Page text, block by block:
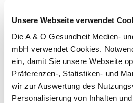
Unsere Webseite verwendet
Die A & O Gesundheit Medien-
mbH verwendet Cookies.
ein, damit Sie unsere Webseite
Präferenzen-, Statistiken- und
wir zur Auswertung des
Personalisierung von Inhalten
SAM wird bei Arthrose eingesetzt. Es ist
wie Medikamente und hat eine bessere
Jovanmandic/iStock/Getty Images Plus